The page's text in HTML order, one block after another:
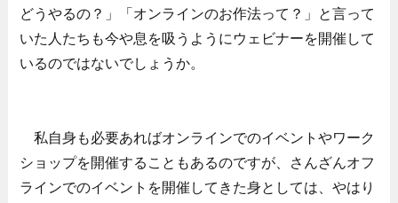
どうやるの？」「オンラインのお作法って？」と言って
いた人たちも今や息を吸うようにウェビナーを開催して
いるのではないでしょうか。
私自身も必要あればオンラインでのイベントやワーク
ショップを開催することもあるのですが、さんざんオフ
ラインでのイベントを開催してきた身としては、やはり